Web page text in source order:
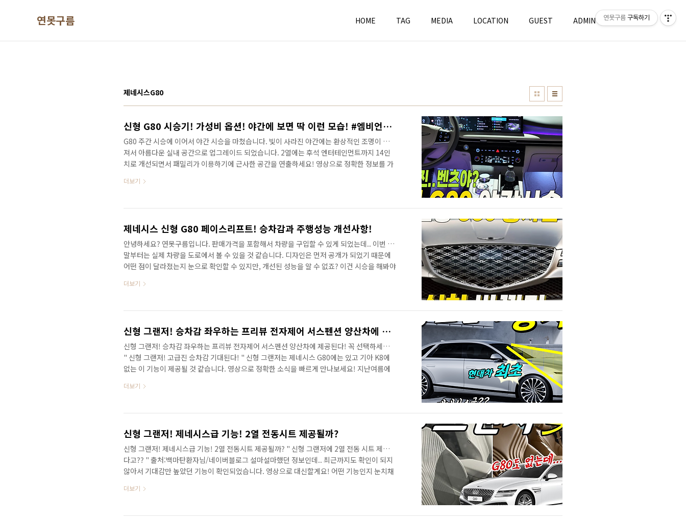
연못구름 HOME TAG MEDIA LOCATION GUEST ADMIN WRITE
제네시스G80
신형 G80 시승기! 가성비 옵션! 야간에 보면 딱 이런 모습! #엠비언트 #리클라이닝 #승차감
G80 주간 시승에 이어서 야간 시승을 마쳤습니다. 빛이 사라진 야간에는 환상적인 조명이 더해
져서 아름다운 실내 공간으로 업그레이드 되었습니다. 2열에는 후석 엔터테인먼트까지 14인
치로 개선되면서 패밀리가 이용하기에 근사한 공간을 연출하세요! 영상으로 정확한 정보를 가
더보기
제네시스 신형 G80 페이스리프트! 승차감과 주행성능 개선사항!
안녕하세요? 연못구름입니다. 판매가격을 포함해서 차량을 구입할 수 있게 되었는데.. 이번 달
말부터는 실제 차량을 도로에서 볼 수 있을 것 같습니다. 디자인은 먼저 공개가 되었기 때문에
어떤 점이 달라졌는지 눈으로 확인할 수 있지만, 개선된 성능을 알 수 없죠? 이건 시승을 해봐야
그래서 이번 영상에서는 어떤 부분이 구체적으로 개선되었는지 알려드리겠습니다. 영상으로
더보기
신형 그랜저! 승차감 좌우하는 프리뷰 전자제어 서스펜션 양산차에 제공된다! 꼭 선택하세요!
신형 그랜저! 승차감 좌우하는 프리뷰 전자제어 서스펜션 양산차에 제공된다! 꼭 선택하세요!
" 신형 그랜저! 고급진 승차감 기대된다! " 신형 그랜저는 제네시스 G80에는 있고 기아 K8에
없는 이 기능이 제공될 것 같습니다. 영상으로 정확한 소식을 빠르게 만나보세요! 지난여름에
션이죠? 경쟁 차량인 #기아K8 에 제공되지 않았기 때문에 다음 주에 본 계약을 앞두고 있는 상
도 이건 선택할 수 있다면 꼭 선택해야 하는 옵션입니다. 출처: GN7 오너스 클럽 이번 주를 마
더보기
신형 그랜저! 제네시스급 기능! 2열 전동시트 제공될까?
신형 그랜저! 제네시스급 기능! 2열 전동시트 제공될까? " 신형 그랜저에 2열 전동 시트 제공된
다고?? " 출처:백마탄환자님/네이버블로그 설마설마했던 정보인데.. 최근까지도 확인이 되지
않아서 기대감만 높았던 기능이 확인되었습니다. 영상으로 대신할게요! 어떤 기능인지 눈치채
니다. 안녕하세요? 연못구름입니다. 베일이 하나둘씩 벗겨질수록 놀라게 되는 차량이 #신형그
출처:GN7오너스클럽 출시 시기가 다가올수록 알려지는 정보는 기아 K8보다는 #제네시스
더보기
연못구름 구독하기